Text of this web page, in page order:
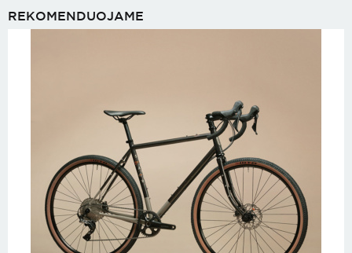
REKOMENDUOJAME